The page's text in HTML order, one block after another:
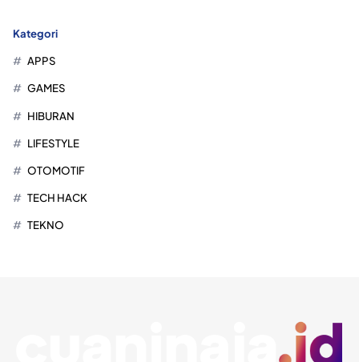
Kategori
APPS
GAMES
HIBURAN
LIFESTYLE
OTOMOTIF
TECH HACK
TEKNO